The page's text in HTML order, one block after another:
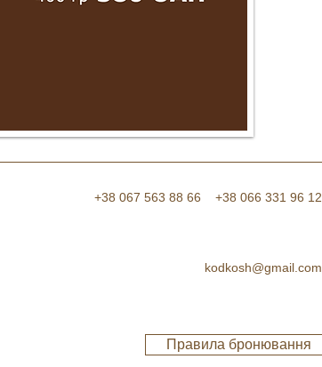
+38 067 563 88 66 +38 066 331 96 12
kodkosh@gmail.com
Правила бронювання